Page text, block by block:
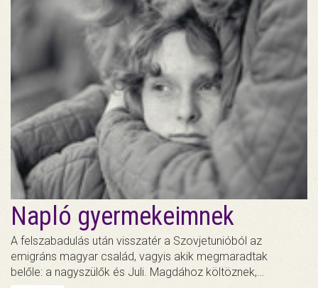
Napló gyermekeimnek
A felszabadulás után visszatér a Szovjetunióból az
emigráns magyar család, vagyis akik megmaradtak
belőle: a nagyszülők és Juli. Magdához költöznek,…